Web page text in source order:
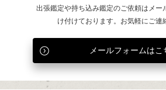
出張鑑定や持ち込み鑑定のご依頼はメー
け付けております。お気軽にご連
メールフォームはこ